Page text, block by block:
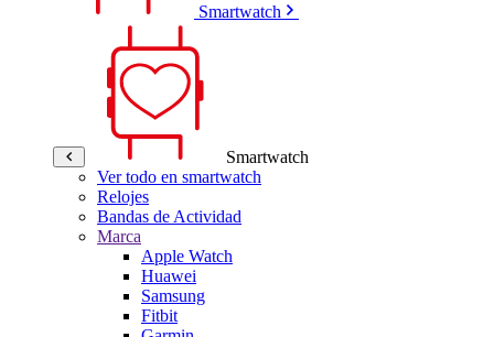
Smartwatch
Smartwatch
Ver todo en smartwatch
Relojes
Bandas de Actividad
Marca
Apple Watch
Huawei
Samsung
Fitbit